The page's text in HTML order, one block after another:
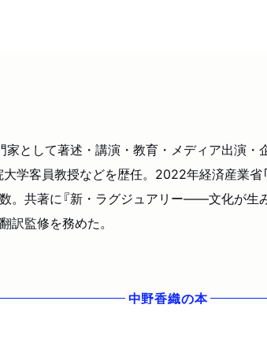
家として著述・講演・教育・メディア出演
客員教授などを歴任。2022年経済産業省
数。共著に『新・ラグジュアリー――文化が
訳監修を務めた。
中野香織の本